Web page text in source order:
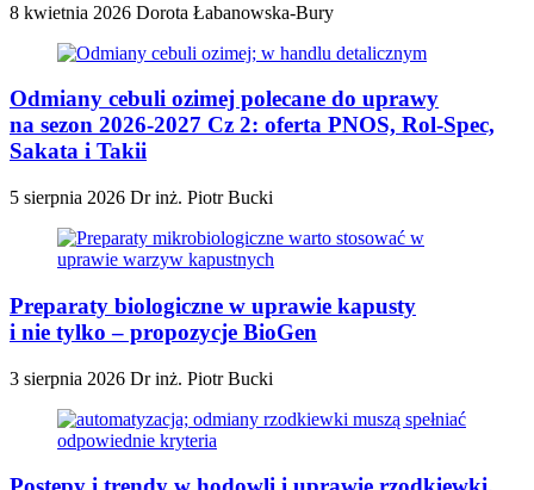
8 kwietnia 2026 Dorota Łabanowska-Bury
Odmiany cebuli ozimej polecane do uprawy
na sezon 2026-2027 Cz 2: oferta PNOS, Rol-Spec,
Sakata i Takii
5 sierpnia 2026 Dr inż. Piotr Bucki
Preparaty biologiczne w uprawie kapusty
i nie tylko – propozycje BioGen
3 sierpnia 2026 Dr inż. Piotr Bucki